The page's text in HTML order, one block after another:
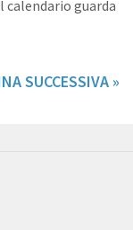
calendario guarda
SUCCESSIVA »